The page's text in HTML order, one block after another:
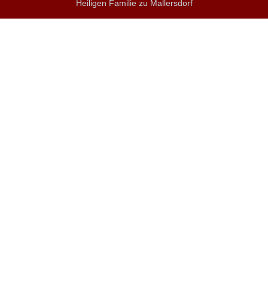
Heiligen Familie zu Mallersdorf